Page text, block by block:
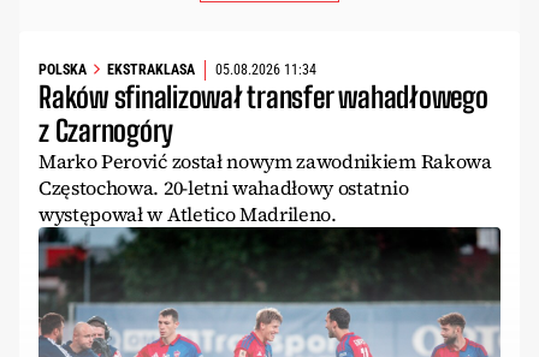
POLSKA EKSTRAKLASA 05.08.2026 11:34
Raków sfinalizował transfer wahadłowego
z Czarnogóry
Marko Perović został nowym zawodnikiem Rakowa
Częstochowa. 20-letni wahadłowy ostatnio
występował w Atletico Madrileno.